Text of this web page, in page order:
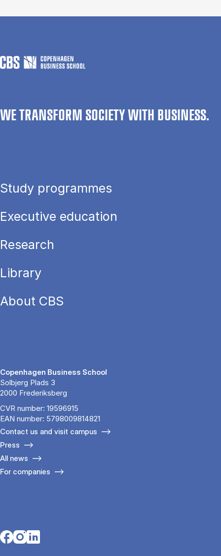
WE TRANSFORM SOCIETY WITH BUSINESS.
Study programmes
Executive education
Research
Library
About CBS
Copenhagen Business School
Solbjerg Plads 3
2000 Frederiksberg
CVR number: 19596915
EAN number: 5798009814821
Contact us and visit campus
Press
All news
For companies
Opens in a new tab
Opens in a new tab
Opens in a new tab